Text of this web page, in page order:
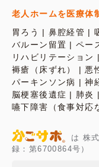
老人ホームを医療体
胃ろう
鼻腔経管
バルーン留置
ペー
リハビリテーション
褥瘡（床ずれ）
悪
パーキンソン病
神
脳梗塞後遺症
肺炎
嚥下障害（食事対応
は 株
録：第6700864号）